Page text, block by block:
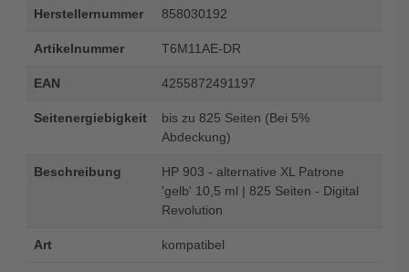
Herstellernummer 858030192
Artikelnummer T6M11AE-DR
EAN 4255872491197
Seitenergiebigkeit
bis zu 825 Seiten (Bei 5%
Abdeckung)
Beschreibung
HP 903 - alternative XL Patrone
'gelb' 10,5 ml | 825 Seiten - Digital
Revolution
Art kompatibel